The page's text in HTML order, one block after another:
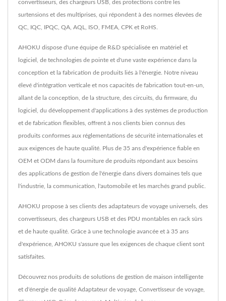
convertisseurs, des chargeurs USB, des protections contre les
surtensions et des multiprises, qui répondent à des normes élevées de
QC, IQC, IPQC, QA, AQL, ISO, FMEA, CPK et RoHS.
AHOKU dispose d'une équipe de R&D spécialisée en matériel et
logiciel, de technologies de pointe et d'une vaste expérience dans la
conception et la fabrication de produits liés à l'énergie. Notre niveau
élevé d'intégration verticale et nos capacités de fabrication tout-en-un,
allant de la conception, de la structure, des circuits, du firmware, du
logiciel, du développement d'applications à des systèmes de production
et de fabrication flexibles, offrent à nos clients bien connus des
produits conformes aux réglementations de sécurité internationales et
aux exigences de haute qualité. Plus de 35 ans d'expérience fiable en
OEM et ODM dans la fourniture de produits répondant aux besoins
des applications de gestion de l'énergie dans divers domaines tels que
l'industrie, la communication, l'automobile et les marchés grand public.
AHOKU propose à ses clients des adaptateurs de voyage universels, des
convertisseurs, des chargeurs USB et des PDU montables en rack sûrs
et de haute qualité. Grâce à une technologie avancée et à 35 ans
d'expérience, AHOKU s'assure que les exigences de chaque client sont
satisfaites.
Découvrez nos produits de solutions de gestion de maison intelligente
et d'énergie de qualité Adaptateur de voyage Convertisseur de voyage